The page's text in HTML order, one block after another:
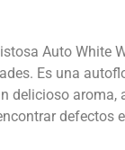
Auto White
Es una
delicioso aroma,
defectos